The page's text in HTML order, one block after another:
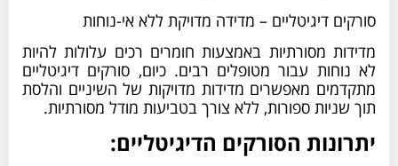
סורקים דיגיטליים – מדידה מדויקת ללא אי-נוחות
מדידות מסורתיות באמצעות חומרים רכים עלולות להיות
לא נוחות עבור מטופלים רבים. כיום, סורקים דיגיטליים
מתקדמים מאפשרים מדידות מדויקות של השיניים והלסת
תוך שניות ספורות, ללא צורך בטביעות מודל מסורתיות.
יתרונות הסורקים הדיגיטליים: